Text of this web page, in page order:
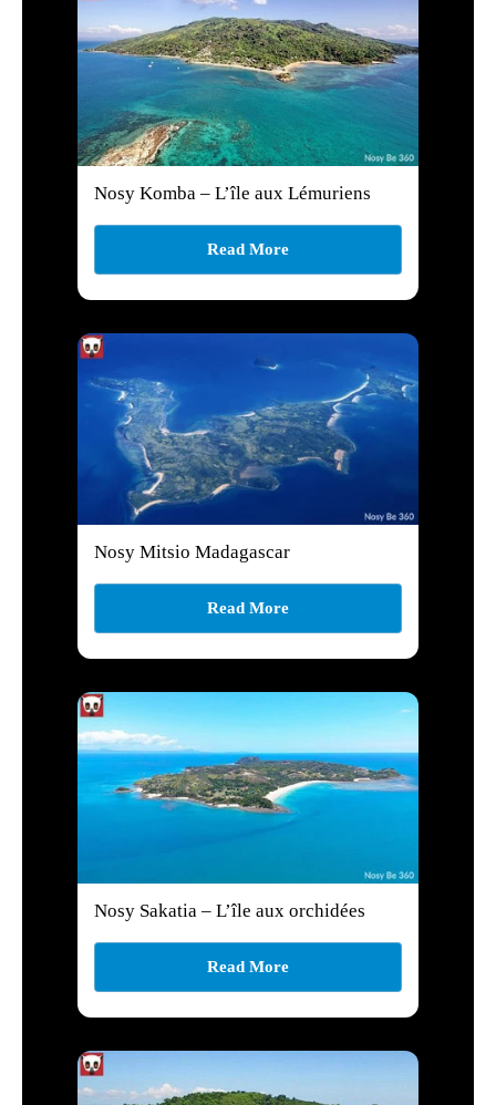
Nosy Komba – L’île aux Lémuriens
Read More
Nosy Mitsio Madagascar
Read More
Nosy Sakatia – L’île aux orchidées
Read More